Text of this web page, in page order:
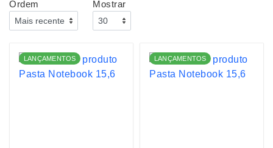
Ordem
Mostrar
LANÇAMENTOS LANÇAMENTOS